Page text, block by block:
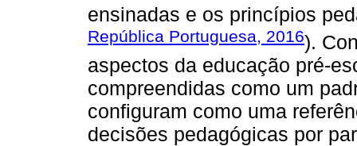
ensinadas e os princípios
República Portuguesa, 2016).
aspectos da educação pré-
compreendidas como um
configuram como uma
decisões pedagógicas por